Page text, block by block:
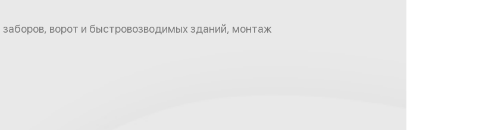
заборов, ворот и быстровозводимых зданий, монтаж